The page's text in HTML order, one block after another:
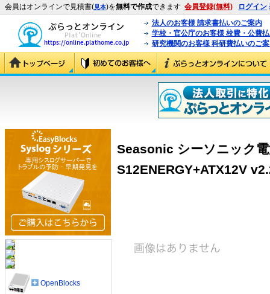
会員はオンラインで見積書(見本)を無料で作成できます 会員登録(無料) ログイン
法人のお客様 請求書払いのご案内
学校・官公庁のお客様 校費・公費
研究機関のお客様 科研費払いのご
Seasonic シーソニック
S12ENERGY+ATX12V
OpenBlocks